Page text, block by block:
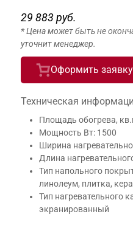
29 883 руб.
* Цена может быть не
уточнит менеджер.
Оформить заявку
Техническая
Площадь обогрева,
Мощность Вт: 1500
Ширина
Длина
Тип напольного
линолеум, плитка,
Тип нагревательного
экранированный